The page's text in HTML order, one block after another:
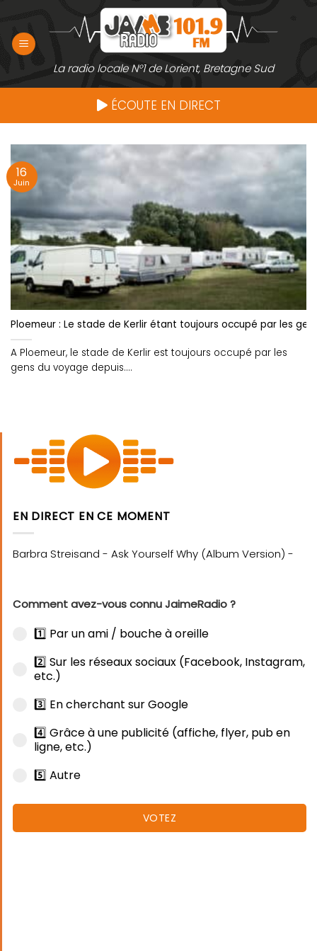
contenu
La radio locale N°1 de Lorient, Bretagne Sud
ÉCOUTE EN DIRECT
Ploemeur : Le stade de Kerlir étant toujours occupé par les
A Ploemeur, le stade de Kerlir est toujours occupé par les
gens du voyage depuis....
16
Juin
EN DIRECT EN CE MOMENT
Comment avez-vous connu JaimeRadio ?
1️⃣ Par un ami / bouche à oreille
2️⃣ Sur les réseaux sociaux (Facebook, Instagram,
etc.)
3️⃣ En cherchant sur Google
4️⃣ Grâce à une publicité (affiche, flyer, pub en
ligne, etc.)
5️⃣ Autre
VOTEZ